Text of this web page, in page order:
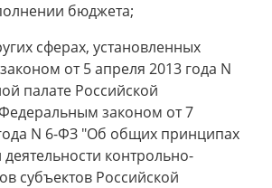
бюджета;
сферах, установленных
от 5 апреля 2013 года N
палате Российской
законом от 7
N 6-ФЗ "Об общих принципах
контрольно-
субъектов Российской